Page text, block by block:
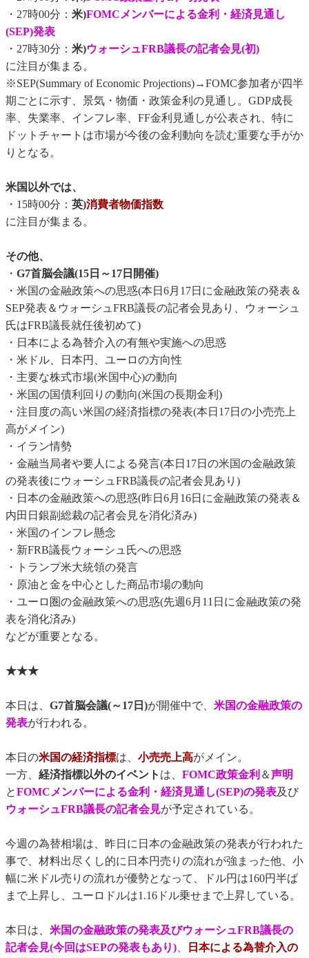
・27時00分： 米)FOMCメンバーによる金利・経済見通し
(SEP)発表
・27時30分： 米)ウォーシュFRB議長の記者会見(初)
に注目が集まる。
※SEP(Summary of Economic Projections)→FOMC参加者が四半
期ごとに示す、景気・物価・政策金利の見通し。GDP成長
率、失業率、インフレ率、FF金利見通しが公表され、特に
ドットチャートは市場が今後の金利動向を読む重要な手がか
りとなる。
米国以外では、
・15時00分： 英)消費者物価指数
に注目が集まる。
その他、
・ G7首脳会議(15日～17日開催)
・米国の金融政策への思惑(本日6月17日に金融政策の発表＆
SEP発表＆ウォーシュFRB議長の記者会見あり、ウォーシュ
氏はFRB議長就任後初めて)
・日本による為替介入の有無や実施への思惑
・米ドル、日本円、ユーロの方向性
・主要な株式市場(米国中心)の動向
・米国の国債利回りの動向(米国の長期金利)
・注目度の高い米国の経済指標の発表(本日17日の小売売上
高がメイン)
・イラン情勢
・金融当局者や要人による発言(本日17日の米国の金融政策
の発表後にウォーシュFRB議長の記者会見あり)
・日本の金融政策への思惑(昨日6月16日に金融政策の発表＆
内田日銀副総裁の記者会見を消化済み)
・米国のインフレ懸念
・新FRB議長ウォーシュ氏への思惑
・トランプ米大統領の発言
・原油と金を中心とした商品市場の動向
・ユーロ圏の金融政策への思惑(先週6月11日に金融政策の発
表を消化済み)
などが重要となる。
★★★
本日は、 G7首脳会議(～17日)が開催中で、 米国の金融政策の
発表が行われる。
本日の米国の経済指標は、 小売売上高がメイン。
一方、 経済指標以外のイベント は、 FOMC政策金利 ＆声明
とFOMCメンバーによる金利・経済見通し(SEP)の発表及び
ウォーシュFRB議長の記者会見が予定されている。
今週の為替相場は、昨日に日本の金融政策の発表が行われた
事で、材料出尽くし的に日本円売りの流れが強まった他、小
幅に米ドル売りの流れが優勢となって、ドル円は160円半ば
まで上昇し、ユーロドルは1.16ドル乗せまで上昇している。
本日は、 米国の金融政策の発表及びウォーシュFRB議長の
記者会見(今回はSEPの発表もあり)、
日本による為替介入の